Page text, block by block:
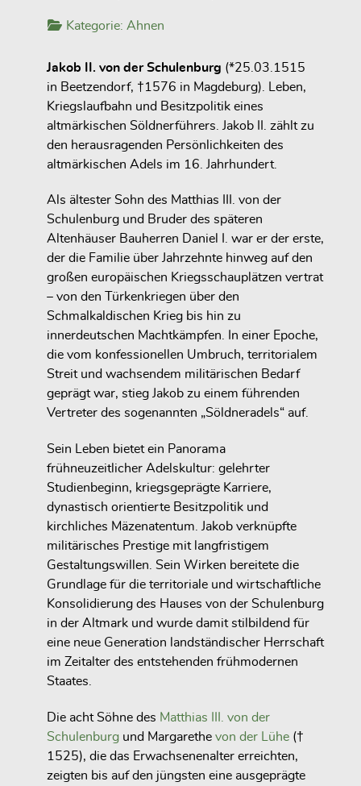
Kategorie: Ahnen
Jakob II. von der Schulenburg (*25.03.1515
in Beetzendorf, †1576 in Magdeburg). Leben,
Kriegslaufbahn und Besitzpolitik eines
altmärkischen Söldnerführers. Jakob II. zählt zu
den herausragenden Persönlichkeiten des
altmärkischen Adels im 16. Jahrhundert.
Als ältester Sohn des Matthias III. von der
Schulenburg und Bruder des späteren
Altenhäuser Bauherren Daniel I. war er der erste,
der die Familie über Jahrzehnte hinweg auf den
großen europäischen Kriegsschauplätzen vertrat
– von den Türkenkriegen über den
Schmalkaldischen Krieg bis hin zu
innerdeutschen Machtkämpfen. In einer Epoche,
die vom konfessionellen Umbruch, territorialem
Streit und wachsendem militärischen Bedarf
geprägt war, stieg Jakob zu einem führenden
Vertreter des sogenannten „Söldneradels“ auf.
Sein Leben bietet ein Panorama
frühneuzeitlicher Adelskultur: gelehrter
Studienbeginn, kriegsgeprägte Karriere,
dynastisch orientierte Besitzpolitik und
kirchliches Mäzenatentum. Jakob verknüpfte
militärisches Prestige mit langfristigem
Gestaltungswillen. Sein Wirken bereitete die
Grundlage für die territoriale und wirtschaftliche
Konsolidierung des Hauses von der Schulenburg
in der Altmark und wurde damit stilbildend für
eine neue Generation landständischer Herrschaft
im Zeitalter des entstehenden frühmodernen
Staates.
Die acht Söhne des Matthias III. von der
Schulenburg und Margarethe von der Lühe (†
1525), die das Erwachsenenalter erreichten,
zeigten bis auf den jüngsten eine ausgeprägte